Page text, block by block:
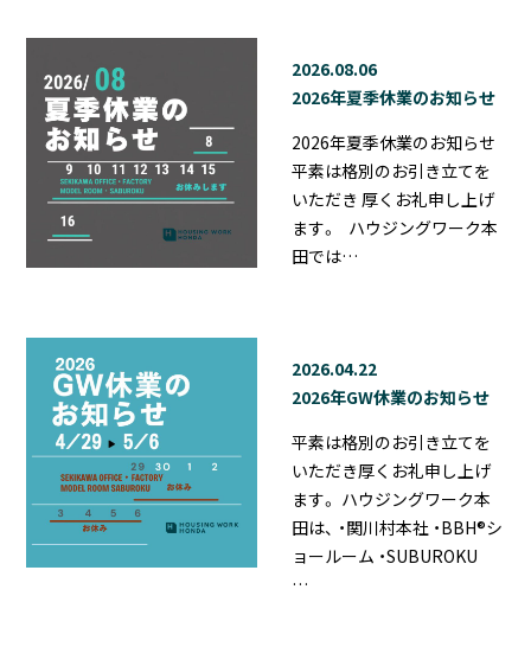
2026.08.06
2026年夏季休業のお知らせ
2026年夏季休業のお知らせ
平素は格別のお引き立てを
いただき 厚くお礼申し上げ
ます。 ハウジングワーク本
田では…
2026.04.22
2026年GW休業のお知らせ
平素は格別のお引き立てを
いただき厚くお礼申し上げ
ます。 ハウジングワーク本
田は、 ・関川村本社 ・BBH®シ
ョールーム ・SUBUROKU
…